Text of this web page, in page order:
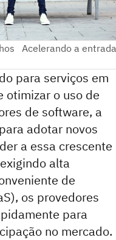
para serviços em
otimizar o uso de
de software, a
adotar novos
a essa crescente
alta
de
os provedores
para
no mercado.